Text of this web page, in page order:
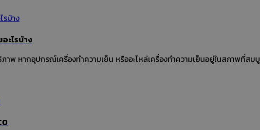
ะไรบ้าง
ภาพ หากอุปกรณ์เครื่องทำความเย็น หรืออะไหล่เครื่องทำความเย็นอยู่ในสภาพที่ส